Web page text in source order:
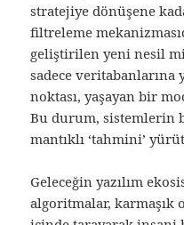
stratejiye dönüşene
filtreleme
geliştirilen yeni nesil
sadece veritabanlarına
noktası, yaşayan bir
Bu durum, sistemlerin
mantıklı ‘tahmini’
Geleceğin yazılım
algoritmalar, karmaşık